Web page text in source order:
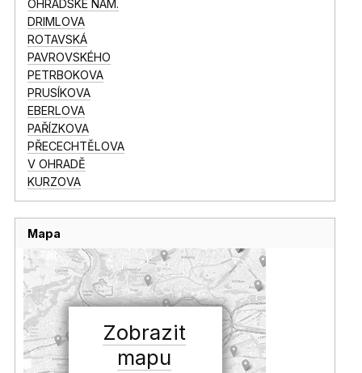
OHRADSKÉ NÁM.
DRIMLOVA
ROTAVSKÁ
PAVROVSKÉHO
PETRBOKOVA
PRUSÍKOVA
EBERLOVA
PAŘÍZKOVA
PŘECECHTĚLOVA
V OHRADĚ
KURZOVA
Mapa
Zobrazit
mapu